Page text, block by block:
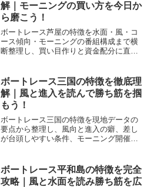
解｜モーニングの買い方を今日か
ら磨こう！
ボートレース芦屋の特徴を水面・風・コ
ース傾向・モーニングの番組構成まで横
断整理し、買い目作りと資金配分に直結
す。
ボートレース三国の特徴を徹底理
解｜風と進入を読んで勝ち筋を掴
もう！
ボートレース三国の特徴を現地データの
要点から整理し、風向と進入の癖、差し
が台頭しやすい条件、モーニング開催の
ましょう。
ボートレース平和島の特徴を完全
攻略｜風と水面を読み勝ち筋を広